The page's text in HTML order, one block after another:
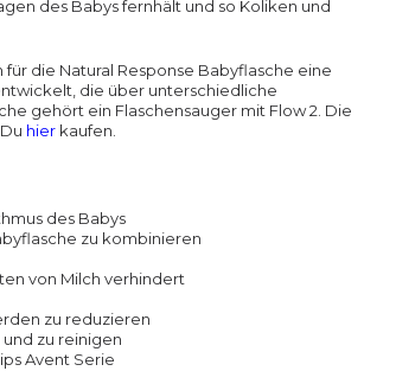
des Babys fernhält und so Koliken und
die Natural Response Babyflasche eine
die über unterschiedliche
gehört ein Flaschensauger mit Flow 2. Die
hier kaufen.
des Babys
zu kombinieren
von Milch verhindert
zu reduzieren
zu reinigen
Avent Serie